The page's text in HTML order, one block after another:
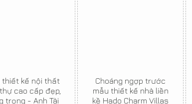
thiết kế nội thất
cao cấp đẹp,
trọng - Anh Tài
Choáng ngợp trước
mẫu thiết kế nhà liền
kề Hado Charm Villas